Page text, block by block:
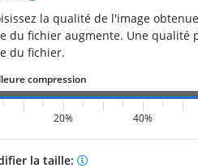
la qualité de l'image
du fichier augmente. Une qualité
du fichier.
20% 40%
la taille: